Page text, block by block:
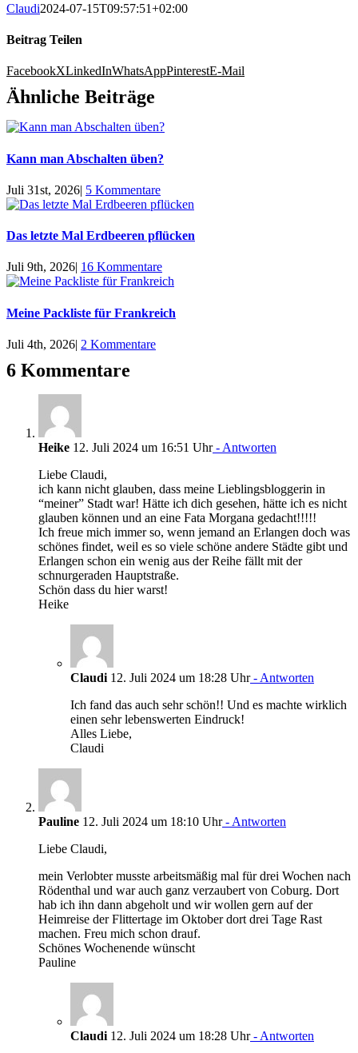
Claudi2024-07-15T09:57:51+02:00
Beitrag Teilen
FacebookXLinkedInWhatsAppPinterestE-Mail
Ähnliche Beiträge
Kann man Abschalten üben?
Juli 31st, 2026| 5 Kommentare
Das letzte Mal Erdbeeren pflücken
Juli 9th, 2026| 16 Kommentare
Meine Packliste für Frankreich
Juli 4th, 2026| 2 Kommentare
6 Kommentare
Heike 12. Juli 2024 um 16:51 Uhr- Antworten
Liebe Claudi,
ich kann nicht glauben, dass meine Lieblingsbloggerin in
“meiner” Stadt war! Hätte ich dich gesehen, hätte ich es nicht
glauben können und an eine Fata Morgana gedacht!!!!!
Ich freue mich immer so, wenn jemand an Erlangen doch was
schönes findet, weil es so viele schöne andere Städte gibt und
Erlangen schon ein wenig aus der Reihe fällt mit der
schnurgeraden Hauptstraße.
Schön dass du hier warst!
Heike
Claudi 12. Juli 2024 um 18:28 Uhr- Antworten
Ich fand das auch sehr schön!! Und es machte wirklich
einen sehr lebenswerten Eindruck!
Alles Liebe,
Claudi
Pauline 12. Juli 2024 um 18:10 Uhr- Antworten
Liebe Claudi,
mein Verlobter musste arbeitsmäßig mal für drei Wochen nach
Rödenthal und war auch ganz verzaubert von Coburg. Dort
hab ich ihn dann abgeholt und wir wollen gern auf der
Heimreise der Flittertage im Oktober dort drei Tage Rast
machen. Freu mich schon drauf.
Schönes Wochenende wünscht
Pauline
Claudi 12. Juli 2024 um 18:28 Uhr- Antworten